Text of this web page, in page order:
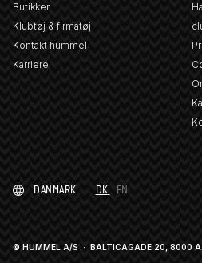
Butikker
Klubtøj & firmatøj
Kontakt hummel
Karriere
DANMARK DK EN
© HUMMEL A/S · BALTICAGADE 20, 8000